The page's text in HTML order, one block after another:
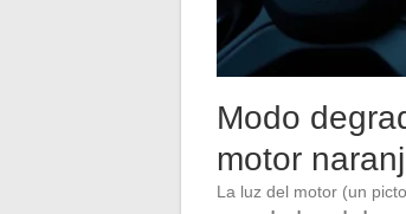
Modo
motor
La luz del motor (un